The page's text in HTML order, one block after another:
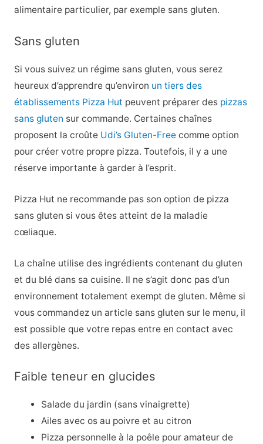
alimentaire particulier, par exemple sans gluten.
Sans gluten
Si vous suivez un régime sans gluten, vous serez
heureux d’apprendre qu’environ un tiers des
établissements Pizza Hut peuvent préparer des pizzas
sans gluten sur commande. Certaines chaînes
proposent la croûte Udi’s Gluten-Freecomme option
pour créer votre propre pizza. Toutefois, il y a une
réserve importante à garder à l’esprit.
Pizza Hut ne recommande pas son option de pizza
sans gluten si vous êtes atteint de la maladie
cœliaque.
La chaîne utilise des ingrédients contenant du gluten
et du blé dans sa cuisine. Il ne s’agit donc pas d’un
environnement totalement exempt de gluten. Même si
vous commandez un article sans gluten sur le menu, il
est possible que votre repas entre en contact avec
des allergènes.
Faible teneur en glucides
Salade du jardin (sans vinaigrette)
Ailes avec os au poivre et au citron
Pizza personnelle à la poêle pour amateur de